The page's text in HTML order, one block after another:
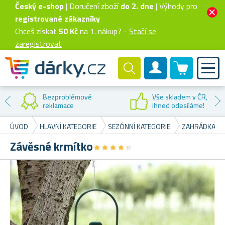
Český e-shop| Doručení zbožído 2. dne | Výhody pro
registrované zákazníky
Chceš získat 50 Kčna 1. nákup? - Stačí se
zaregistrovat
Zákaznický účet
0 produktů
Bezproblémové
reklamace
Vše skladem v ČR,
ihned odesíláme!
ÚVOD
HLAVNÍ KATEGORIE SEZÓNNÍ KATEGORIE ZAHRÁDKA
Závěsné krmítko★★★★★
★★★★★